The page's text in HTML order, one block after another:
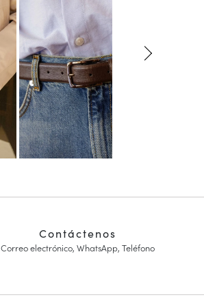
Contáctenos
Correo electrónico, WhatsApp, Teléfono